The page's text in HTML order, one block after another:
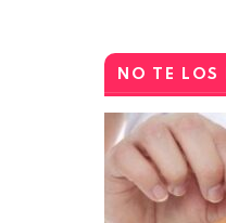
NO TE LOS